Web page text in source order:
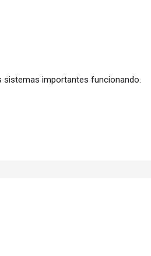
sistemas importantes funcionando.